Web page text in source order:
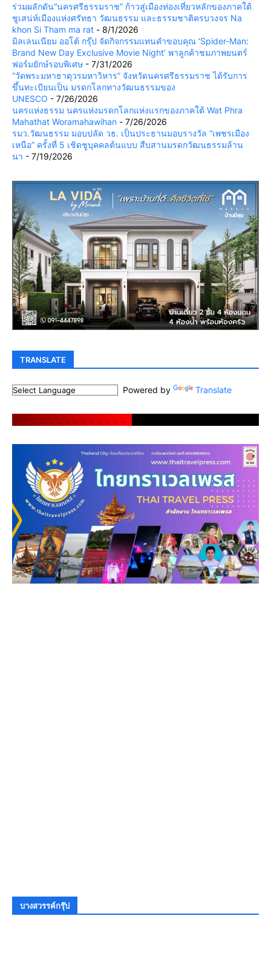
ร่วมผลักดัน“นครศรีธรรมราช” ก้าวสู่เมืองท่องเที่ยวหลักของภาคใต้
ชูเสน่ห์เมืองแห่งศรัทธา วัฒนธรรม และธรรมชาติครบวงจร Na
khon Si Tham ma rat - 8/1/2026
มิลเลนเนียม ออโต้ กรุ๊ป จัดกิจกรรมแทนคำขอบคุณ ‘Spider-Man:
Brand New Day Exclusive Movie Night’ พาลูกค้าชมภาพยนตร์
ฟอร์มยักษ์รอบพิเศษ - 7/31/2026
“วัดพระมหาธาตุวรมหาวิหาร” จังหวัดนครศรีธรรมราช ได้รับการ
ขึ้นทะเบียนเป็น มรดกโลกทางวัฒนธรรมของ
UNESCO - 7/26/2026
นครแห่งธรรม นครแห่งมรดกโลกแห่งแรกของภาคใต้ Wat Phra
Mahathat Woramahawihan - 7/26/2026
รมว.วัฒนธรรม มอบปลัด วธ. เป็นประธานมอบรางวัล “เพชรเมือง
เหนือ” ครั้งที่ 5 เชิดชูบุคคลต้นแบบ สืบสานมรดกวัฒนธรรมล้าน
นา - 7/19/2026
TRANSLATE
Powered by Translate
. . . . . . . . . . . . . . .
บางสวรรค์กรุ๊ป